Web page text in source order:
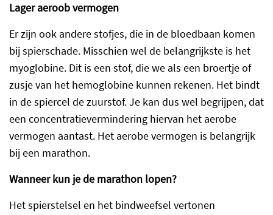
Lager aeroob vermogen
Er zijn ook andere stofjes, die in de bloedbaan komen
bij spierschade. Misschien wel de belangrijkste is het
myoglobine. Dit is een stof, die we als een broertje of
zusje van het hemoglobine kunnen rekenen. Het bindt
in de spiercel de zuurstof. Je kan dus wel begrijpen, dat
een concentratievermindering hiervan het aerobe
vermogen aantast. Het aerobe vermogen is belangrijk
bij een marathon.
Wanneer kun je de marathon lopen?
Het spierstelsel en het bindweefsel vertonen